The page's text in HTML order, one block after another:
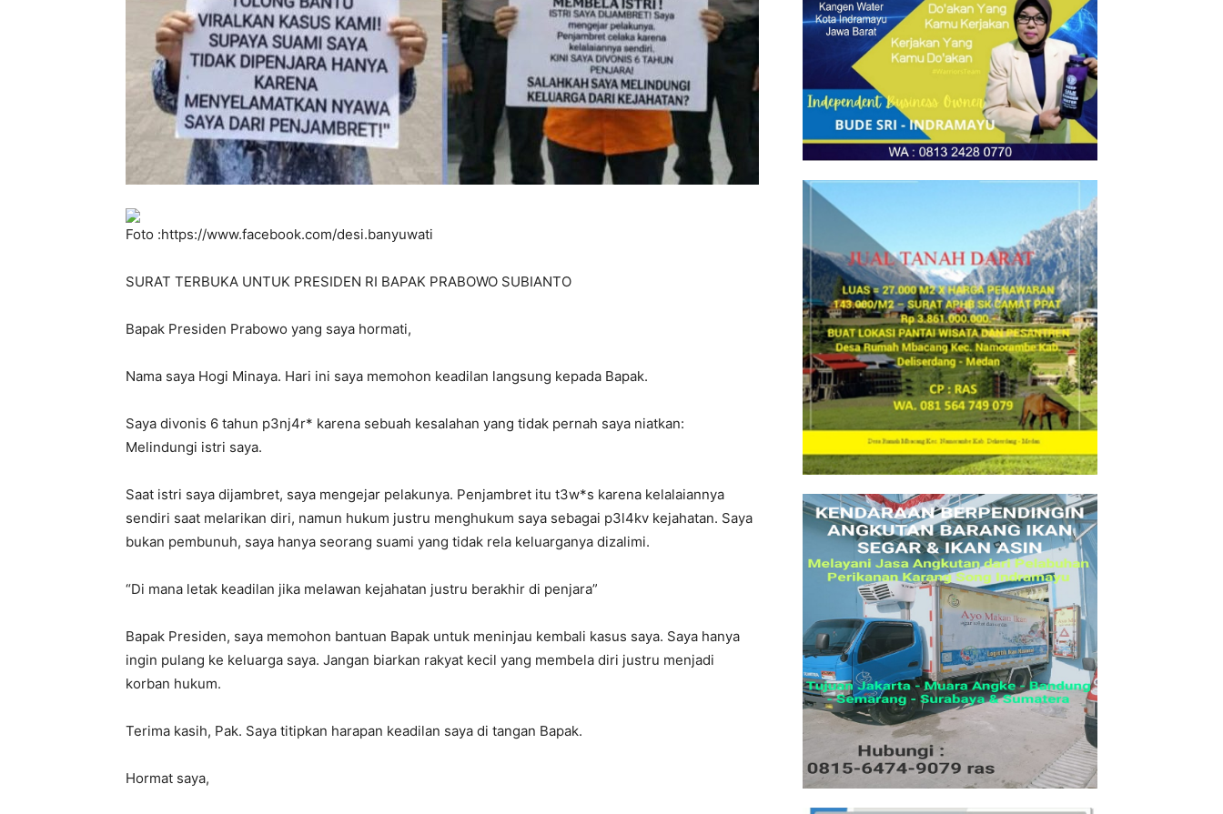
Foto :https://www.facebook.com/desi.banyuwati
SURAT TERBUKA UNTUK PRESIDEN RI BAPAK PRABOWO SUBIANTO
Bapak Presiden Prabowo yang saya hormati,
Nama saya Hogi Minaya. Hari ini saya memohon keadilan langsung kepada Bapak.
Saya divonis 6 tahun p3nj4r* karena sebuah kesalahan yang tidak pernah saya niatkan:
Melindungi istri saya.
Saat istri saya dijambret, saya mengejar pelakunya. Penjambret itu t3w*s karena kelalaiannya
sendiri saat melarikan diri, namun hukum justru menghukum saya sebagai p3l4kv kejahatan. Saya
bukan pembunuh, saya hanya seorang suami yang tidak rela keluarganya dizalimi.
“Di mana letak keadilan jika melawan kejahatan justru berakhir di penjara”
Bapak Presiden, saya memohon bantuan Bapak untuk meninjau kembali kasus saya. Saya hanya
ingin pulang ke keluarga saya. Jangan biarkan rakyat kecil yang membela diri justru menjadi
korban hukum.
Terima kasih, Pak. Saya titipkan harapan keadilan saya di tangan Bapak.
Hormat saya,